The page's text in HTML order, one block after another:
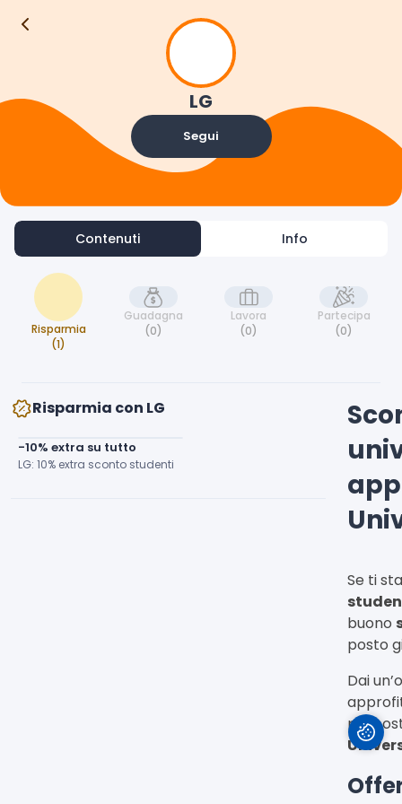
LG
Segui
Contenuti Info
Risparmia
(1)
Guadagna
(0)
Lavora
(0)
Partecipa
(0)
Risparmia con LG
-10% extra su tutto
LG: 10% extra sconto studenti
Se ti
buono
posto
Dai